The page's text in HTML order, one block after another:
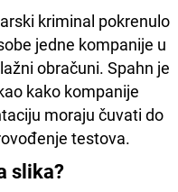
kriminal pokrenulo
jedne kompanije u
obračuni. Spahn je
kako kompanije
moraju čuvati do
testova.
slika?